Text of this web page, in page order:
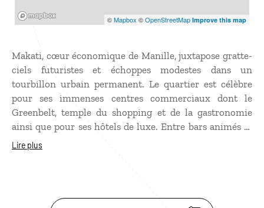
©Mapbox ©OpenStreetMap Improve this map
Makati, cœur économique de Manille, juxtapose gratte-
ciels futuristes et échoppes modestes dans un
tourbillon urbain permanent. Le quartier est célèbre
pour ses immenses centres commerciaux dont le
Greenbelt, temple du shopping et de la gastronomie
ainsi que pour ses hôtels de luxe. Entre bars animés et
rues vibrantes, Makati recèle aussi quelques trésors
Lire plus